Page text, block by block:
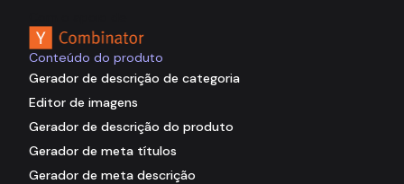
Conteúdo do produto
Gerador de descrição de categoria
Editor de imagens
Gerador de descrição do produto
Gerador de meta títulos
Gerador de meta descrição